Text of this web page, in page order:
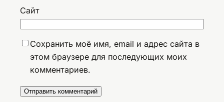
Сайт
Сохранить моё имя, email и адрес сайта в
этом браузере для последующих моих
комментариев.